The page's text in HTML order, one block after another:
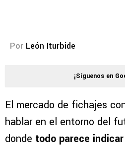
Por León Iturbide
¡Síguenos en
El mercado de fichajes
hablar en el entorno del
donde todo parece